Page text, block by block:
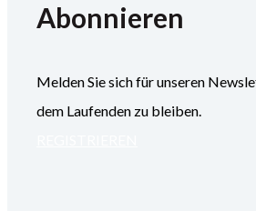
Abonnieren
Melden Sie sich für unseren
dem Laufenden zu bleiben.